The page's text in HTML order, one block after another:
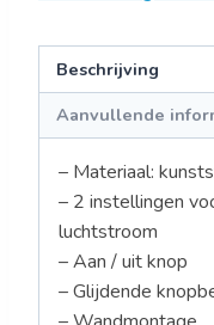
Beschrijving
Aanvullende
– Materiaal:
– 2 instellingen
luchtstroom
– Aan / uit knop
– Glijdende